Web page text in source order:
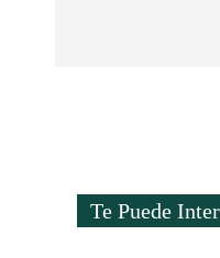
Te Puede